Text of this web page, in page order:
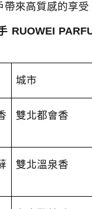
帶來高質感的享受
RUOWEI
城市
雙北都會香
雙北溫泉香